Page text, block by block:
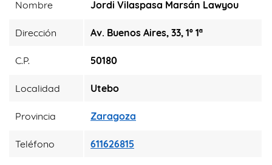
Nombre Jordi Vilaspasa Marsán Lawyou
Dirección Av. Buenos Aires, 33, 1º 1ª
C.P. 50180
Localidad Utebo
Provincia Zaragoza
Teléfono 611626815